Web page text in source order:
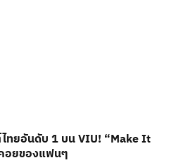
ทยอันดับ 1 บน VIU! “Make It
อยของแฟนๆ